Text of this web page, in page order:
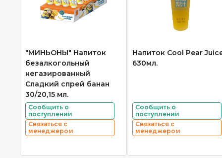
"МИНЬОНЫ" Напиток
безалкогольный
негазированный
Сладкий спрей банан
30/20,15 мл.
Сообщить о
поступлении
Связаться с
менеджером
Напиток Cool Pear
630мл.
Сообщить о
поступлении
Связаться с
менеджером